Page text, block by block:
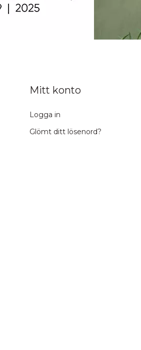
Mitt konto
Logga in
Glömt ditt lösenord?